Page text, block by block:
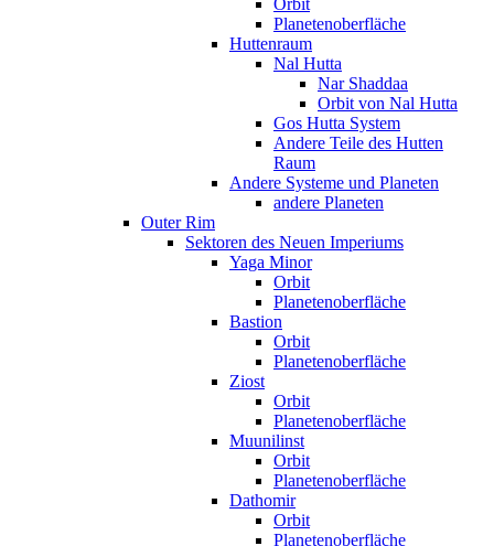
Planetenoberfläche
Huttenraum
Nal Hutta
Nar Shaddaa
Orbit von Nal Hutta
Gos Hutta System
Andere Teile des Hutten
Raum
Andere Systeme und Planeten
andere Planeten
Outer Rim
Sektoren des Neuen Imperiums
Yaga Minor
Orbit
Planetenoberfläche
Bastion
Orbit
Planetenoberfläche
Ziost
Orbit
Planetenoberfläche
Muunilinst
Orbit
Planetenoberfläche
Dathomir
Orbit
Planetenoberfläche